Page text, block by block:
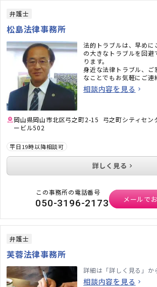
弁護士
松島法律事務所
法的トラブルは、早めに
の大きなトラブルを回避
ります。
身近な法律トラブル、ご
なことでもお気軽にご連
相談内容を見る
岡山県岡山市北区弓之町2-15 弓之町シティセン
ービル502
平日19時以降相談可
詳しく見る
この事務所の電話番号
050-3196-2173 メールで
弁護士
芙蓉法律事務所
詳細は「詳しく見る」か
相談内容を見る